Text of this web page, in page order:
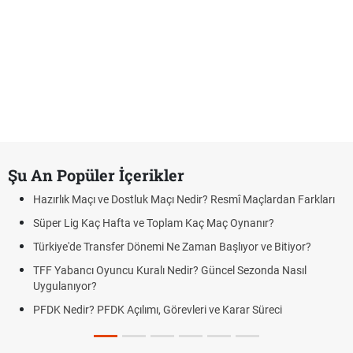
Şu An Popüler İçerikler
Hazırlık Maçı ve Dostluk Maçı Nedir? Resmî Maçlardan Farkları
Süper Lig Kaç Hafta ve Toplam Kaç Maç Oynanır?
Türkiye'de Transfer Dönemi Ne Zaman Başlıyor ve Bitiyor?
TFF Yabancı Oyuncu Kuralı Nedir? Güncel Sezonda Nasıl
Uygulanıyor?
PFDK Nedir? PFDK Açılımı, Görevleri ve Karar Süreci